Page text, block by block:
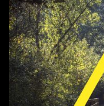
d’incidències